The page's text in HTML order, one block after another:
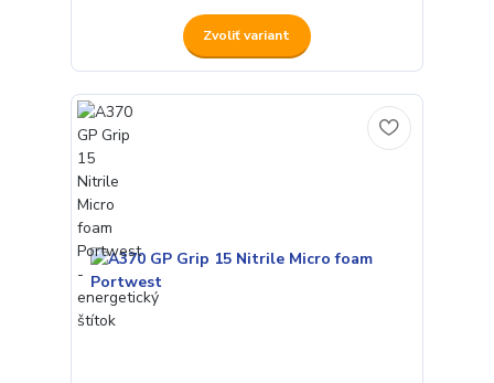
Zvoliť variant